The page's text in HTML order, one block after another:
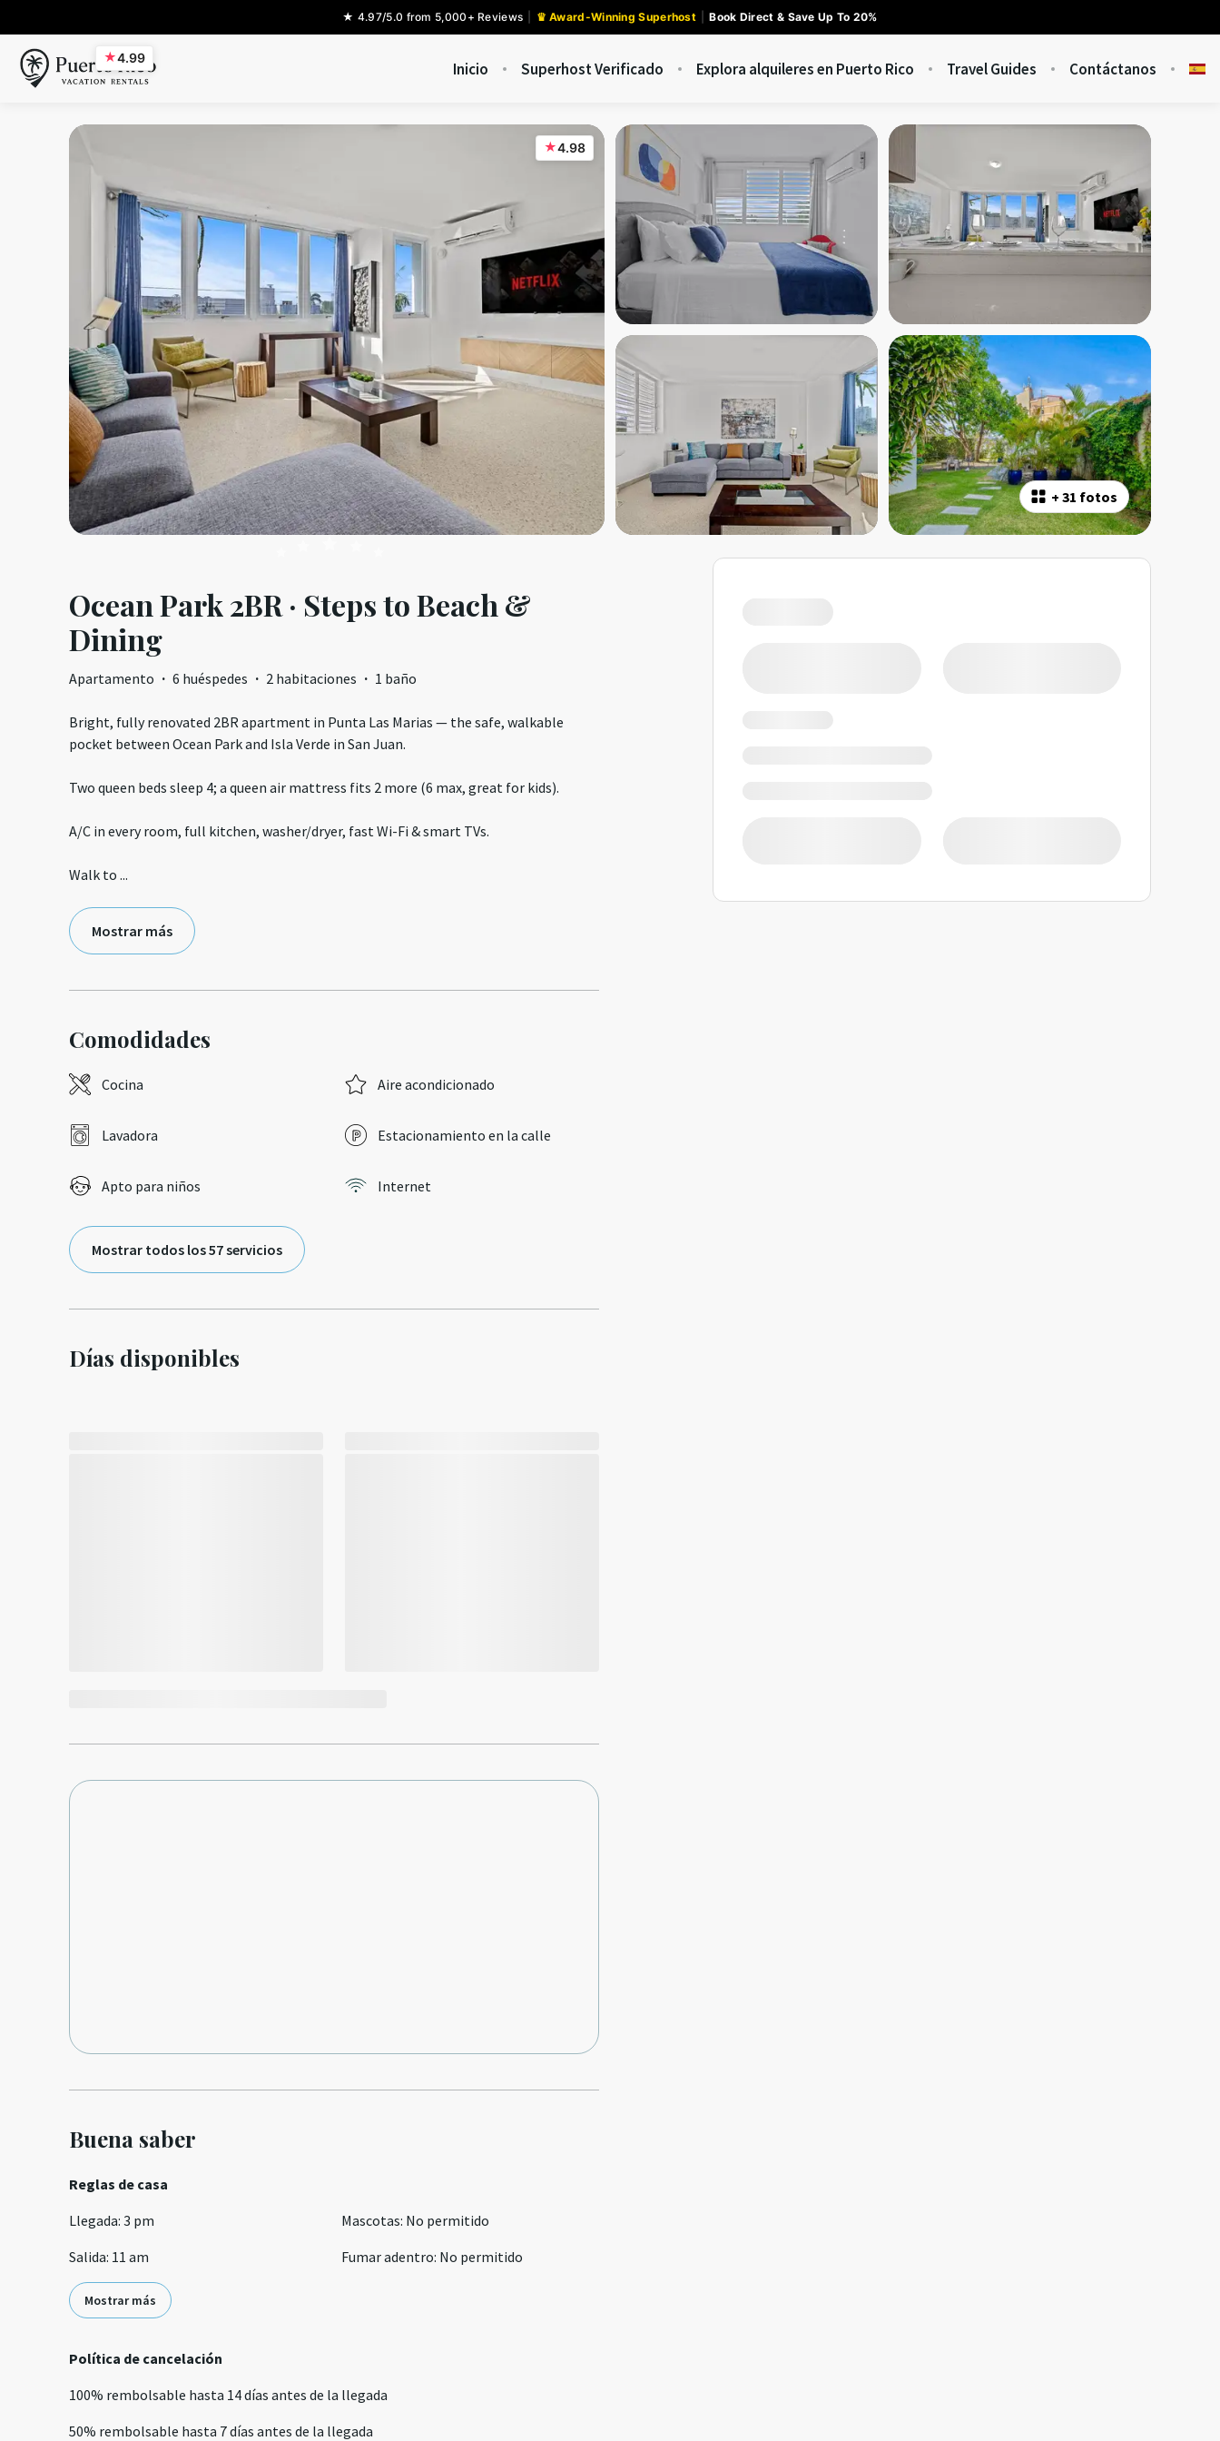
★ 4.97/5.0 from 5,000+ Reviews ♛ Award-Winning Superhost Book Direct & Save Up To 20%
★4.99
Inicio Superhost Verificado Explora alquileres en Puerto Rico Travel Guides Contáctanos
+ 31 fotos
★4.98
Ocean Park 2BR · Steps to Beach &
Dining
Apartamento · 6 huéspedes · 2 habitaciones · 1 baño
Bright, fully renovated 2BR apartment in Punta Las Marias — the safe, walkable
pocket between Ocean Park and Isla Verde in San Juan.
Two queen beds sleep 4; a queen air mattress fits 2 more (6 max, great for kids).
A/C in every room, full kitchen, washer/dryer, fast Wi-Fi & smart TVs.
Walk to ...
Mostrar más
Comodidades
Cocina Aire acondicionado
Lavadora Estacionamiento en la calle
Apto para niños Internet
Mostrar todos los 57 servicios
Días disponibles
Buena saber
Reglas de casa
Llegada: 3 pm
Salida: 11 am
Mascotas: No permitido
Fumar adentro: No permitido
Mostrar más
Política de cancelación
100% rembolsable hasta 14 días antes de la llegada
50% rembolsable hasta 7 días antes de la llegada